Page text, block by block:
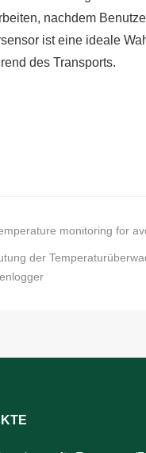
nachdem
ist eine ideale
des Transports.
monitoring for
der